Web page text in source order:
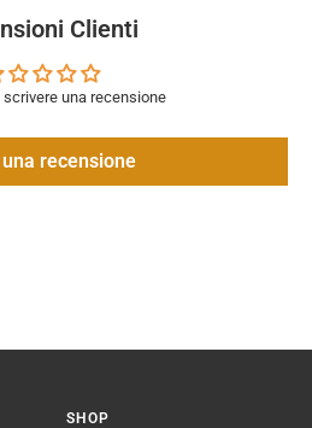
Clienti
scrivere una recensione
recensione
SHOP